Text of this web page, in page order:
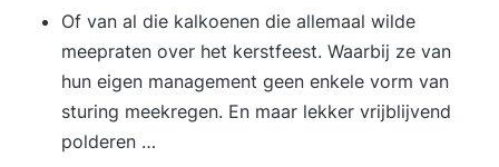
PRINCE2 Foundation e-learning ontvang je een
mail met inloggegevens voor onze online
leeromgeving. Hier volg je de e-learning en oefen
je voor het examen. Je hebt één jaar onbeperkt
toegang tot het materiaal. Goed om te weten:
Of van al die kalkoenen die allemaal wilde
meepraten over het kerstfeest. Waarbij ze van
hun eigen management geen enkele vorm van
sturing meekregen. En maar lekker vrijblijvend
polderen …